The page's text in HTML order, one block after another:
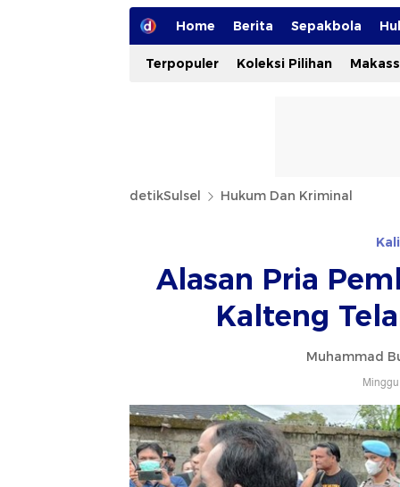
Home Berita Sepakbola
Terpopuler Koleksi Pilihan
detikSulsel Hukum Dan Kriminal
Alasan Pria
Kalteng
Muhammad